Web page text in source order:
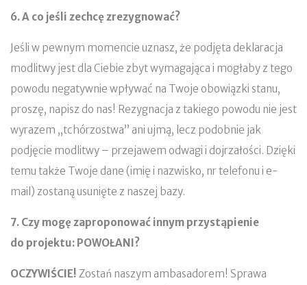
6. A co jeśli zechcę zrezygnować?
Jeśli w pewnym momencie uznasz, że podjęta deklaracja
modlitwy jest dla Ciebie zbyt wymagająca i mogłaby z tego
powodu negatywnie wpływać na Twoje obowiązki stanu,
proszę, napisz do nas! Rezygnacja z takiego powodu nie jest
wyrazem „tchórzostwa” ani ujmą, lecz podobnie jak
podjęcie modlitwy – przejawem odwagi i dojrzałości. Dzięki
temu także Twoje dane (imię i nazwisko, nr telefonu i e-
mail) zostaną usunięte z naszej bazy.
7. Czy mogę zaproponować innym przystąpienie
do projektu: POWOŁANI?
OCZYWIŚCIE! Zostań naszym ambasadorem! Sprawa